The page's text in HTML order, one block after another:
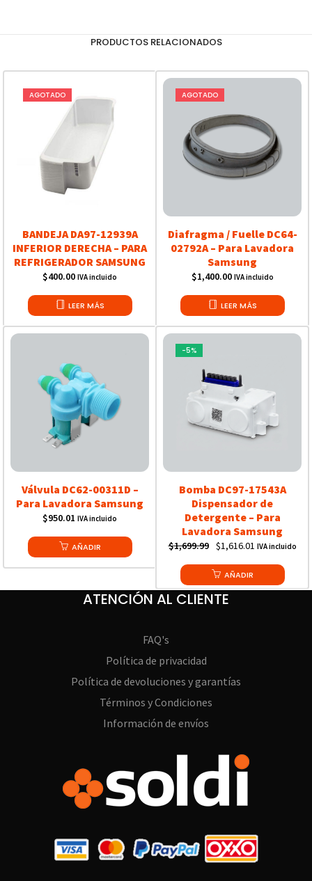
PRODUCTOS RELACIONADOS
AGOTADO
BANDEJA DA97-12939A
INFERIOR DERECHA – PARA
REFRIGERADOR SAMSUNG
$400.00 IVA incluido
LEER MÁS
AGOTADO
Diafragma / Fuelle DC64-
02792A – Para Lavadora
Samsung
$1,400.00 IVA incluido
LEER MÁS
Válvula DC62-00311D –
Para Lavadora Samsung
$950.01 IVA incluido
AÑADIR
-5%
Bomba DC97-17543A
Dispensador de
Detergente – Para
Lavadora Samsung
$1,699.99 Original
was:
$1,699.99.
$1,616.01 Current
$1,616.01.
IVA incluido
AÑADIR
ATENCIÓN AL CLIENTE
FAQ's
Política de privacidad
Política de devoluciones y garantías
Términos y Condiciones
Información de envíos